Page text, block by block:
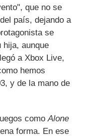
que no se
país, dejando a
se
hija, aunque
a Xbox Live,
hemos
y de la mano de
comoAlone
forma. En ese